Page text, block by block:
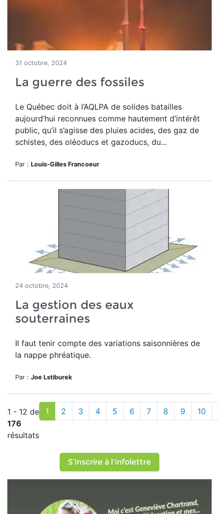
31 octobre, 2024
La guerre des fossiles
Le Québec doit à l’AQLPA de solides batailles
aujourd’hui reconnues comme hautement d’intérêt
public, qu’il s’agisse des pluies acides, des gaz de
schistes, des oléoducs et gazoducs, du...
Par : Louis-Gilles Francoeur
24 octobre, 2024
La gestion des eaux
souterraines
Il faut tenir compte des variations saisonnières de
la nappe phréatique.
Par : Joe Lstiburek
1 - 12 de
176
résultats
1 2 3 4 5 6 7 8 9 10
S'inscrire à l'infolettre